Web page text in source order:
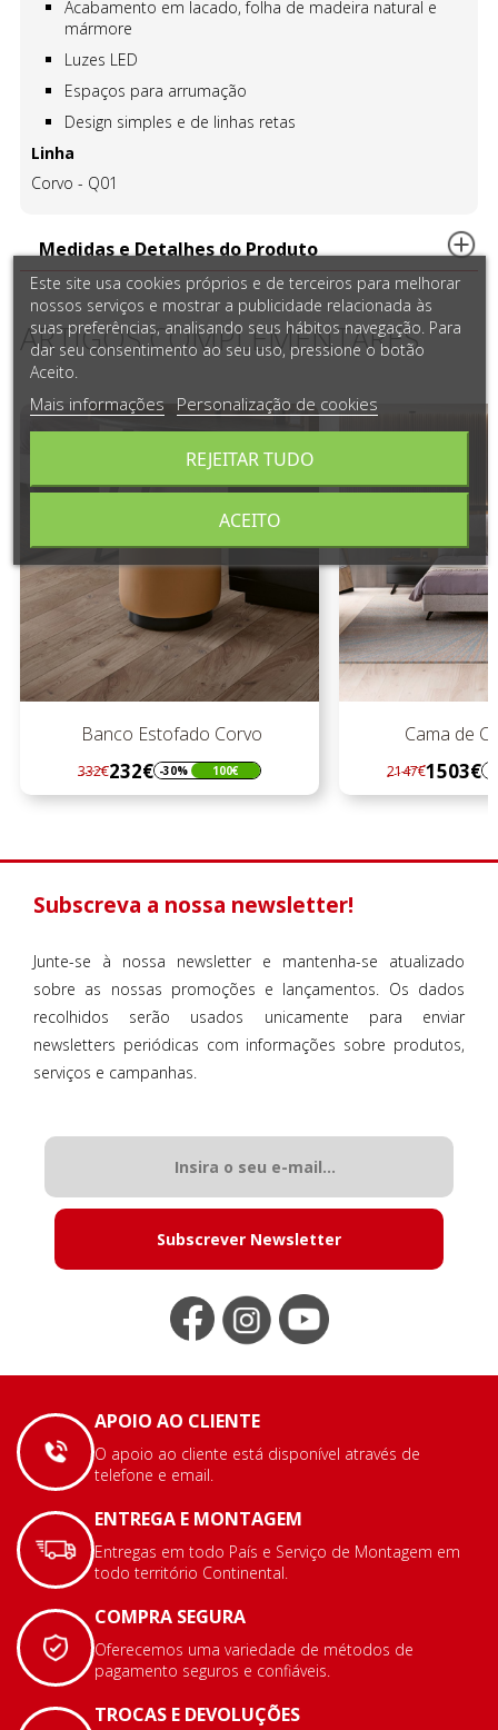
Acabamento em lacado, folha de madeira natural e
mármore
Luzes LED
Espaços para arrumação
Design simples e de linhas retas
Linha
Corvo - Q01
Medidas e Detalhes do Produto
ARTIGOS COMPLEMENTARES
Banco Estofado Corvo
Regular
preço
332€232€
Preço -30% 100€
Cama de
Regular
preço
2147€1503€
Preço
Subscreva a nossa newsletter!
Junte-se à nossa newsletter e mantenha-se atualizado
sobre as nossas promoções e lançamentos. Os dados
recolhidos serão usados unicamente para enviar
newsletters periódicas com informações sobre produtos,
serviços e campanhas.
Subscrever Newsletter
APOIO AO CLIENTE
O apoio ao cliente está disponível através de
telefone e email.
ENTREGA E MONTAGEM
Entregas em todo País e Serviço de Montagem em
todo território Continental.
COMPRA SEGURA
Oferecemos uma variedade de métodos de
pagamento seguros e confiáveis.
TROCAS E DEVOLUÇÕES
Este site usa cookies próprios e de terceiros para melhorar
nossos serviços e mostrar a publicidade relacionada às
suas preferências, analisando seus hábitos navegação. Para
dar seu consentimento ao seu uso, pressione o botão
Aceito.
Mais informações Personalização de cookies
REJEITAR TUDO
ACEITO